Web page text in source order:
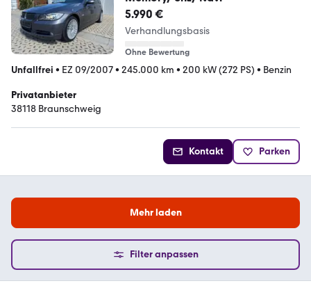
5.990 €
Verhandlungsbasis
Ohne Bewertung
Unfallfrei • EZ 09/2007• 245.000 km • 200 kW (272 PS) • Benzin
Privatanbieter
38118 Braunschweig
Kontakt Parken
Mehr laden
Filter anpassen